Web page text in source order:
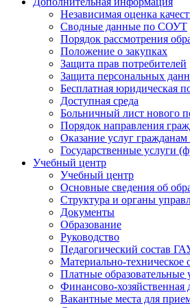
Независимая оценка
Сводные данные по СОУТ
Порядок рассмотрения
Положение о закупках
Защита прав потребителей
Защита персональных
Бесплатная юридическая
Доступная среда
Больничный лист нового
Порядок направления
Оказание услуг
Государственные услуги
Учебный центр
Учебный центр
Основные сведения об
Структура и органы
Документы
Образование
Руководство
Педагогический состав
Материально-техническое
Платные образовательные
Финансово-хозяйственная
Вакантные места для